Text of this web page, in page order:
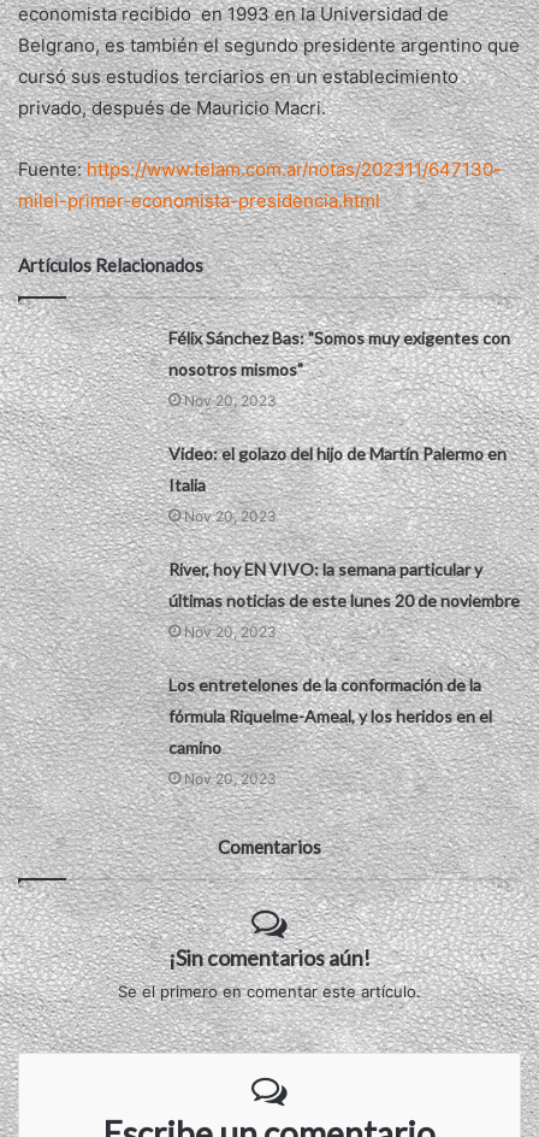
economista recibido en 1993 en la Universidad de
Belgrano, es también el segundo presidente argentino que
cursó sus estudios terciarios en un establecimiento
privado, después de Mauricio Macri.
Fuente:https://www.telam.com.ar/notas/202311/647130-
milei-primer-economista-presidencia.html
Artículos Relacionados
Félix Sánchez Bas: "Somos muy exigentes con
nosotros mismos"
Nov 20, 2023
Video: el golazo del hijo de Martín Palermo en
Italia
Nov 20, 2023
River, hoy EN VIVO: la semana particular y
últimas noticias de este lunes 20 de noviembre
Nov 20, 2023
Los entretelones de la conformación de la
fórmula Riquelme-Ameal, y los heridos en el
camino
Nov 20, 2023
Comentarios
¡Sin comentarios aún!
Se el primero en comentar este artículo.